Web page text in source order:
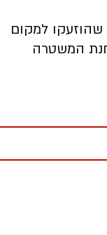
רפואה שהוזעקו למקום
המשטרה